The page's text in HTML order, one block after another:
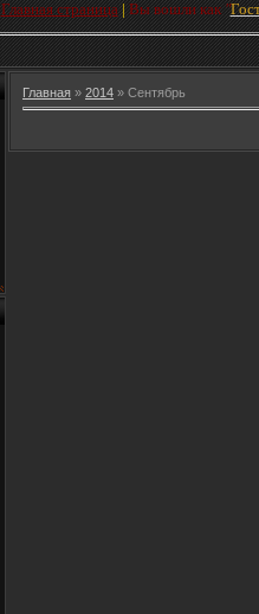
Главная страница | Вы вошли как "
Главная » 2014 » Сентябрь